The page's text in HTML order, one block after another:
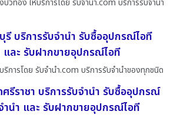
วทอง ให้บริการโดย รับจํานํา.com บริการรับจำนำ
รี บริการรับจำนำ รับซื้ออุปกรณ์ไอที
และ รับฝากขายอุปกรณ์ไอที
ริการโดย รับจํานํา.com บริการรับจำนำของทุกชนิด
รีราชา บริการรับจำนำ รับซื้ออุปกรณ์
ำนำ และ รับฝากขายอุปกรณ์ไอที